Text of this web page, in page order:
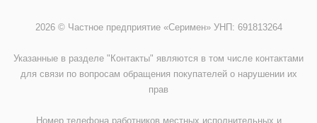
2026 © Частное предприятие «Серимен» УНП: 691813264
Указанные в разделе "Контакты" являются в том числе контактами
для связи по вопросам обращения покупателей о нарушении их
прав
Номер телефона работников местных исполнительных и